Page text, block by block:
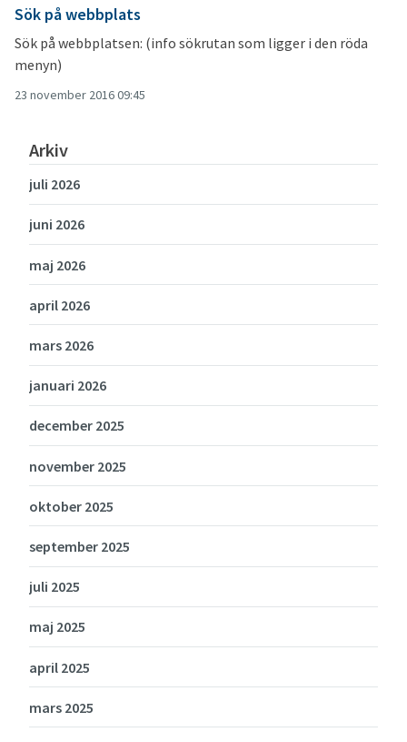
Sök på webbplats
Sök på webbplatsen: (info sökrutan som ligger i den röda
menyn)
23 november 2016 09:45
Arkiv
juli 2026
juni 2026
maj 2026
april 2026
mars 2026
januari 2026
december 2025
november 2025
oktober 2025
september 2025
juli 2025
maj 2025
april 2025
mars 2025